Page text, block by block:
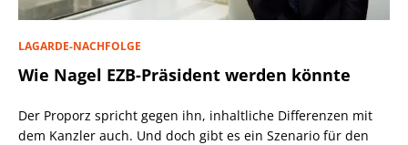
LAGARDE-NACHFOLGE
Wie Nagel EZB-Präsident werden könnte
Der Proporz spricht gegen ihn, inhaltliche Differenzen mit
dem Kanzler auch. Und doch gibt es ein Szenario für den